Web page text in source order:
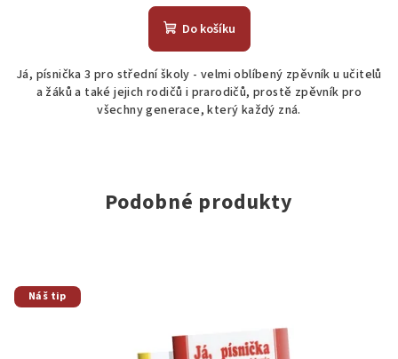
Do košíku
Já, písnička 3 pro střední školy - velmi oblíbený zpěvník u učitelů
a žáků a také jejich rodičů i prarodičů, prostě zpěvník pro
všechny generace, který každý zná.
Podobné produkty
Náš tip